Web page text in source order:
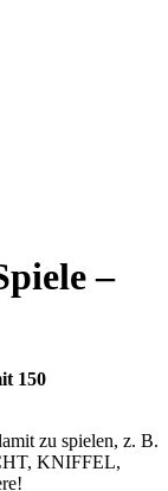
–
150
zu spielen, z. B.
KNIFFEL,